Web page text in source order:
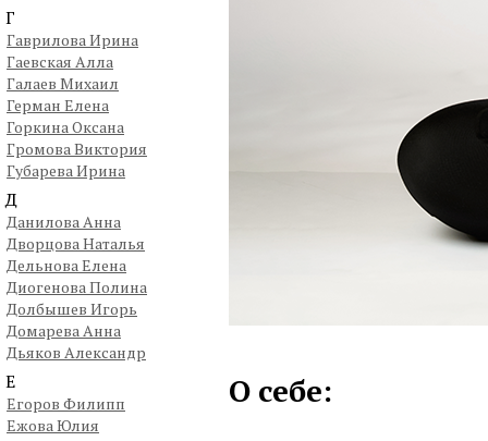
Г
Гаврилова Ирина
Гаевская Алла
Галаев Михаил
Герман Елена
Горкина Оксана
Громова Виктория
Губарева Ирина
Д
Данилова Анна
Дворцова Наталья
Дельнова Елена
Диогенова Полина
Долбышев Игорь
Домарева Анна
Дьяков Александр
Е
Егоров Филипп
Ежова Юлия
О себе: